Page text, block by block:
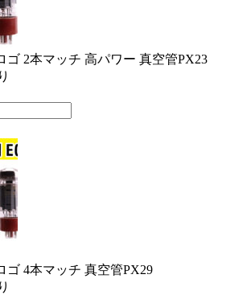
ゴ 2本マッチ 高パワー 真空管PX23
ゴ 4本マッチ 真空管PX29